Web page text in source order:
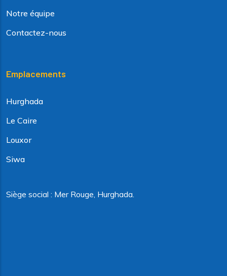
Notre équipe
Contactez-nous
Emplacements
Hurghada
Le Caire
Louxor
Siwa
Siège social : Mer Rouge, Hurghada.